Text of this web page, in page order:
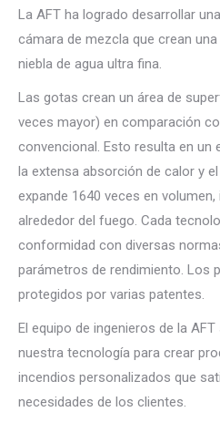
La AFT ha logrado desarrollar
cámara de mezcla que crean
niebla de agua ultra fina.
Las gotas crean un área de
veces mayor) en comparación
convencional. Esto resulta en un
la extensa absorción de calor y
expande 1640 veces en
alrededor del fuego. Cada
conformidad con diversas
parámetros de rendimiento. Los
protegidos por varias patentes.
El equipo de ingenieros de la
nuestra tecnología para crear
incendios personalizados que
necesidades de los clientes.